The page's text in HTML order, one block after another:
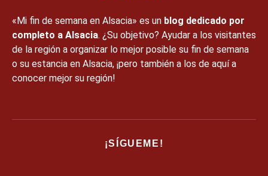
«Mi fin de semana en Alsacia» es un blog dedicado por
completo a Alsacia. ¿Su objetivo? Ayudar a los visitantes
de la región a organizar lo mejor posible su fin de semana
o su estancia en Alsacia, ¡pero también a los de aquí a
conocer mejor su región!
¡SÍGUEME!